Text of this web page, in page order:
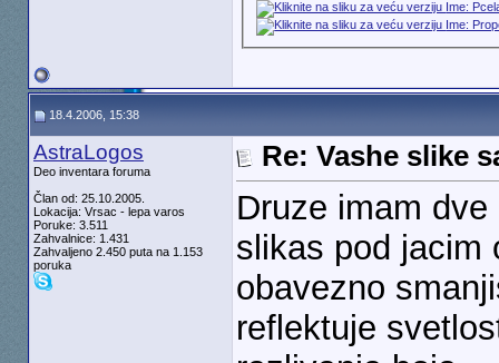
18.4.2006, 15:38
AstraLogos
Deo inventara foruma
Član od: 25.10.2005.
Lokacija: Vrsac - lepa varos
Poruke: 3.511
Zahvalnice: 1.431
Zahvaljeno 2.450 puta na 1.153
poruka
Re: Vashe slike
Druze imam
slikas pod jacim
obavezno
reflektuje